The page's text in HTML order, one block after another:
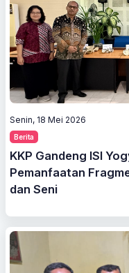
Senin, 18 Mei 2026
Berita
KKP Gandeng ISI
Pemanfaatan
dan Seni